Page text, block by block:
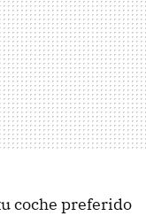
coche preferido